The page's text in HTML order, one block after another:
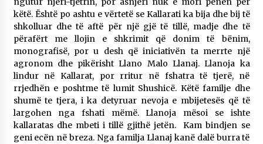
Mbi kockat e martirëve ngrihet Atdheu
17/10/2025
Gazeta Kallarati nr. 115
14/10/2025
Faksimilet e një 83 vjetori lufte: Çfarë shkruan
Vexhi Buharaja për Heroin e Popullit, Mumin
Selami.
04/10/2025
këtë. Është po ashtu e vërtetë se Kallarati ka bija dhe bij të
shkolluar dhe të aftë për një gjë të tillë, madje dhe të
përafërt me llojin e shkrimit që donim të bënim,
monografisë, por u desh që iniciativën ta merrte një
agronom dhe pikërisht Llano Malo Llanaj. Llanoja ka
lindur në Kallarat, por rritur në fshatra të tjerë, në
rrjedhën e poshtme të lumit Shushicë. Këtë familje dhe
shumë te tjera, i ka detyruar nevoja e mbijetesës që të
largohen nga fshati mëmë. Llanoja mësoi se ishte
kallaratas dhe mbeti i tillë gjithë jetën. Kam bindjen se
geni ecën në breza. Nga familja Llanaj kanë dalë burra të